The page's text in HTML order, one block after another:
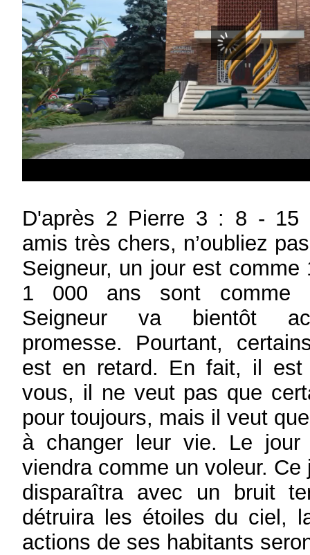
D'après 2 Pierre 3 : 8 - 15
amis très chers, n’oubliez
Seigneur, un jour est comme
1 000 ans sont comme
Seigneur va bientôt
promesse. Pourtant,
est en retard. En fait, il est
vous, il ne veut pas que
pour toujours, mais il veut
à changer leur vie. Le jour
viendra comme un voleur. Ce
disparaîtra avec un bruit
détruira les étoiles du ciel,
actions de ses habitants